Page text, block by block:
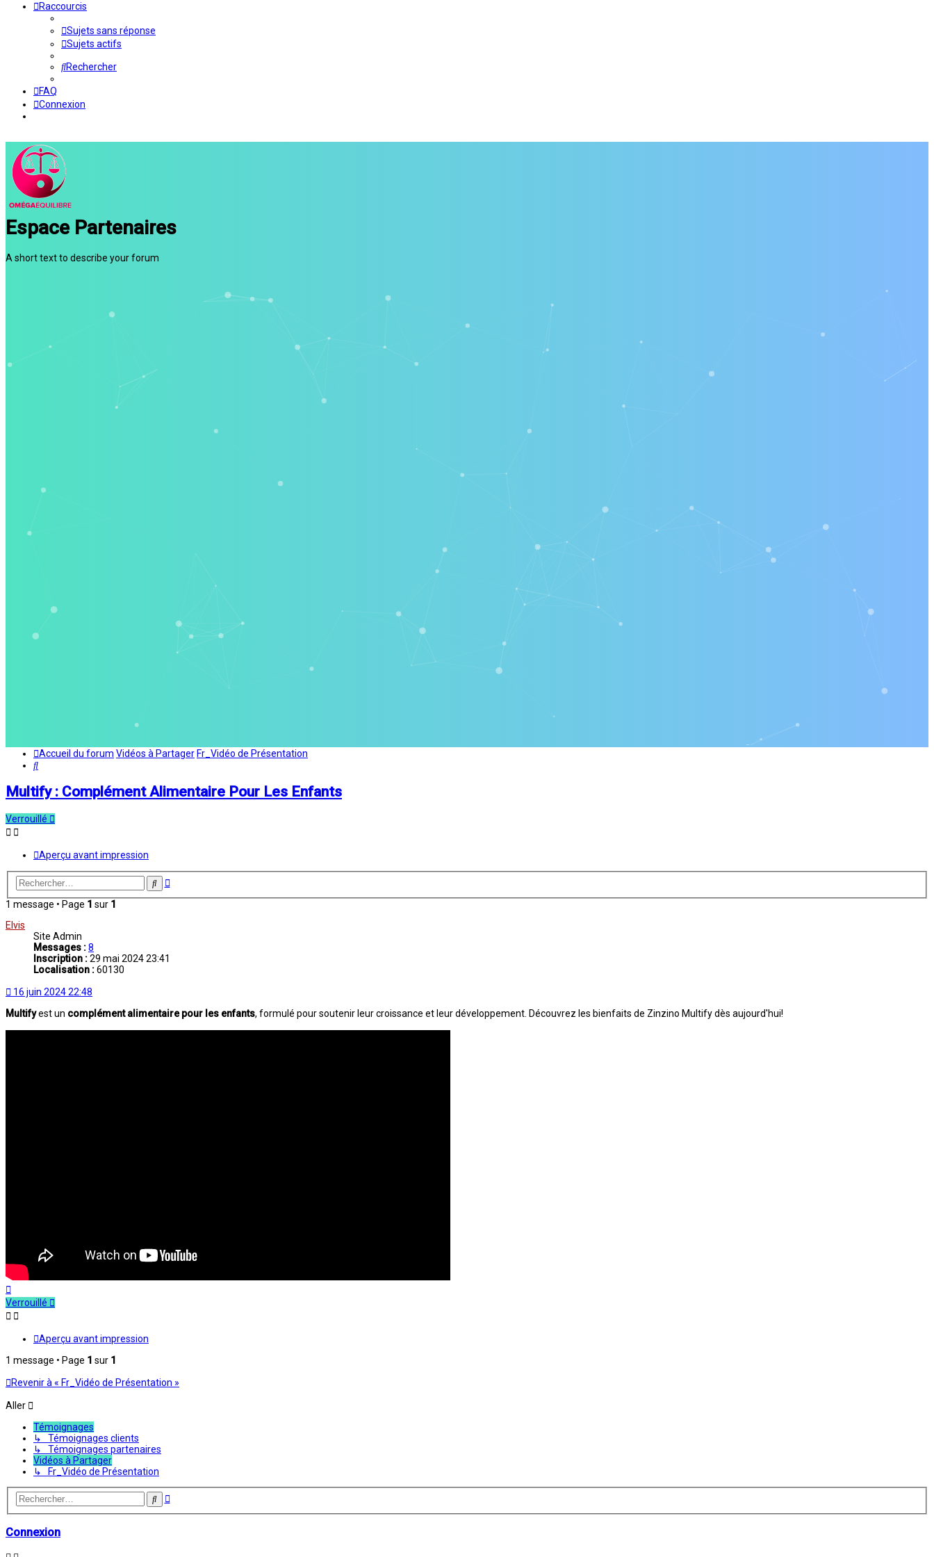
Raccourcis
Sujets sans réponse
Sujets actifs
Rechercher
FAQ
Connexion
Espace Partenaires
A short text to describe your forum
Accueil du forum Vidéos à PartagerFr_Vidéo de Présentation
Rechercher
Multify : Complément Alimentaire Pour Les Enfants
Verrouillé
Aperçu avant impression
Rechercher
Recherche
1 message • Page 1 sur 1
Elvis
Site Admin
Messages :8
Inscription :29 mai 2024 23:41
Localisation :60130
16 juin 2024 22:48
Multifyest un complément alimentaire pour les enfants, formulé pour soutenir leur croissance et leur développement. Découvrez les bienfaits de Zinzino Multify dès aujourd'hui!
Verrouillé
Aperçu avant impression
1 message • Page 1 sur 1
Revenir à « Fr_Vidéo de Présentation »
Aller
Témoignages
↳ Témoignages clients
↳ Témoignages partenaires
Vidéos à Partager
↳ Fr_Vidéo de Présentation
Rechercher
Recherche
Connexion